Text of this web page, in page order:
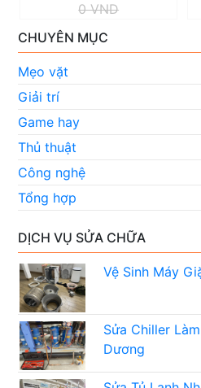
0 VND
CHUYÊN MỤC
Mẹo vặt
Giải trí
Game hay
Thủ thuật
Công nghệ
Tổng hợp
DỊCH VỤ SỬA CHỮA
Vệ Sinh Máy
Sửa Chiller
Dương